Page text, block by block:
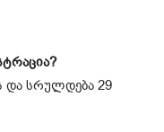
და სრულდება 29